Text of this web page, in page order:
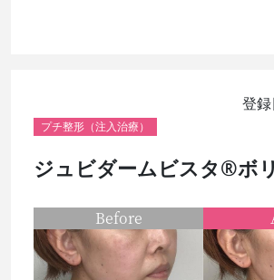
登
プチ整形（注入治療）
ジュビダームビスタ®ボ
Before